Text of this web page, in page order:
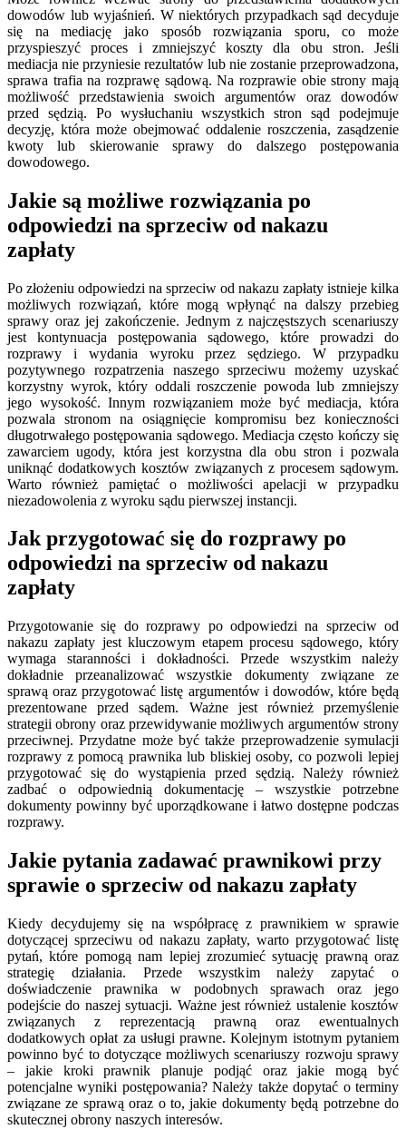
dowodów lub wyjaśnień. W niektórych przypadkach sąd decyduje
się na mediację jako sposób rozwiązania sporu, co może
przyspieszyć proces i zmniejszyć koszty dla obu stron. Jeśli
mediacja nie przyniesie rezultatów lub nie zostanie przeprowadzona,
sprawa trafia na rozprawę sądową. Na rozprawie obie strony mają
możliwość przedstawienia swoich argumentów oraz dowodów
przed sędzią. Po wysłuchaniu wszystkich stron sąd podejmuje
decyzję, która może obejmować oddalenie roszczenia, zasądzenie
kwoty lub skierowanie sprawy do dalszego postępowania
dowodowego.
Jakie są możliwe rozwiązania po
odpowiedzi na sprzeciw od nakazu
zapłaty
Po złożeniu odpowiedzi na sprzeciw od nakazu zapłaty istnieje kilka
możliwych rozwiązań, które mogą wpłynąć na dalszy przebieg
sprawy oraz jej zakończenie. Jednym z najczęstszych scenariuszy
jest kontynuacja postępowania sądowego, które prowadzi do
rozprawy i wydania wyroku przez sędziego. W przypadku
pozytywnego rozpatrzenia naszego sprzeciwu możemy uzyskać
korzystny wyrok, który oddali roszczenie powoda lub zmniejszy
jego wysokość. Innym rozwiązaniem może być mediacja, która
pozwala stronom na osiągnięcie kompromisu bez konieczności
długotrwałego postępowania sądowego. Mediacja często kończy się
zawarciem ugody, która jest korzystna dla obu stron i pozwala
uniknąć dodatkowych kosztów związanych z procesem sądowym.
Warto również pamiętać o możliwości apelacji w przypadku
niezadowolenia z wyroku sądu pierwszej instancji.
Jak przygotować się do rozprawy po
odpowiedzi na sprzeciw od nakazu
zapłaty
Przygotowanie się do rozprawy po odpowiedzi na sprzeciw od
nakazu zapłaty jest kluczowym etapem procesu sądowego, który
wymaga staranności i dokładności. Przede wszystkim należy
dokładnie przeanalizować wszystkie dokumenty związane ze
sprawą oraz przygotować listę argumentów i dowodów, które będą
prezentowane przed sądem. Ważne jest również przemyślenie
strategii obrony oraz przewidywanie możliwych argumentów strony
przeciwnej. Przydatne może być także przeprowadzenie symulacji
rozprawy z pomocą prawnika lub bliskiej osoby, co pozwoli lepiej
przygotować się do wystąpienia przed sędzią. Należy również
zadbać o odpowiednią dokumentację – wszystkie potrzebne
dokumenty powinny być uporządkowane i łatwo dostępne podczas
rozprawy.
Jakie pytania zadawać prawnikowi przy
sprawie o sprzeciw od nakazu zapłaty
Kiedy decydujemy się na współpracę z prawnikiem w sprawie
dotyczącej sprzeciwu od nakazu zapłaty, warto przygotować listę
pytań, które pomogą nam lepiej zrozumieć sytuację prawną oraz
strategię działania. Przede wszystkim należy zapytać o
doświadczenie prawnika w podobnych sprawach oraz jego
podejście do naszej sytuacji. Ważne jest również ustalenie kosztów
związanych z reprezentacją prawną oraz ewentualnych
dodatkowych opłat za usługi prawne. Kolejnym istotnym pytaniem
powinno być to dotyczące możliwych scenariuszy rozwoju sprawy
– jakie kroki prawnik planuje podjąć oraz jakie mogą być
potencjalne wyniki postępowania? Należy także dopytać o terminy
związane ze sprawą oraz o to, jakie dokumenty będą potrzebne do
skutecznej obrony naszych interesów.